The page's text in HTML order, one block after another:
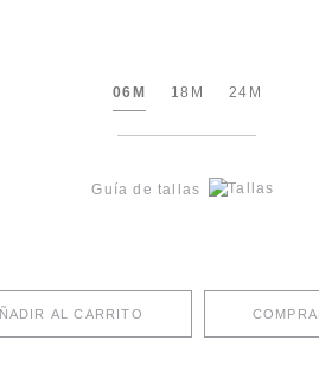
06M 18M 24M
Guía de tallas
AL CARRITO